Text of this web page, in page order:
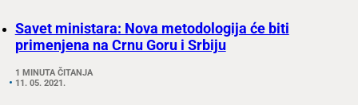
Savet ministara: Nova metodologija će biti
primenjena na Crnu Goru i Srbiju
1 MINUTA ČITANJA
11. 05. 2021.